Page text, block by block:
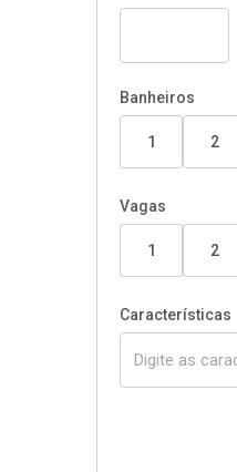
Banheiros
1 2
Vagas
1 2
Características